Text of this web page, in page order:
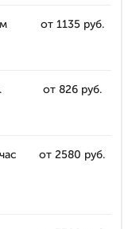
от 1135 руб.
от 826 руб.
от 2580 руб.